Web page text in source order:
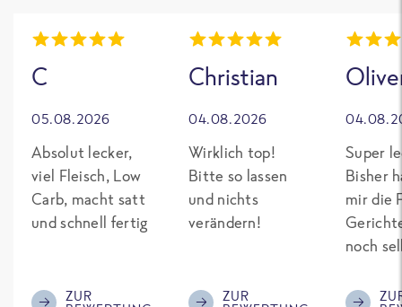
C
05.08.2026
Absolut lecker,
viel Fleisch, Low
Carb, macht satt
und schnell fertig
ZUR
Christian
04.08.2026
Wirklich top!
Bitte so lassen
und nichts
verändern!
ZUR
Super
Bisher
mir die
noch
Eiweiß.